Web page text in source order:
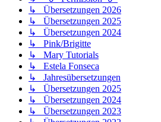
↳ Übersetzungen 2026
↳ Übersetzungen 2025
↳ Übersetzungen 2024
↳ Pink/Brigitte
↳ Mary Tutorials
↳ Estela Fonseca
↳ Jahresübersetzungen
↳ Übersetzungen 2025
↳ Übersetzungen 2024
↳ Übersetzungen 2023